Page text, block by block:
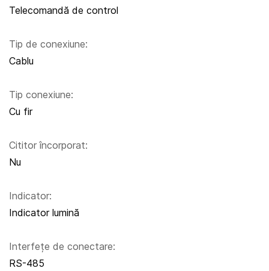
Telecomandă de control
Tip de conexiune:
Cablu
Tip conexiune:
Cu fir
Cititor încorporat:
Nu
Indicator:
Indicator lumină
Interfețe de conectare:
RS-485